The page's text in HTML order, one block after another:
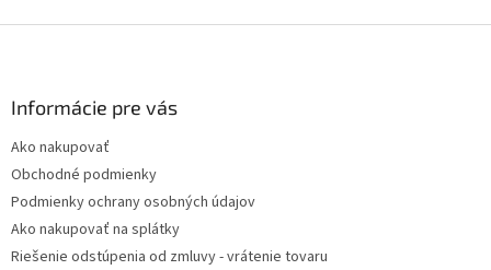
Informácie pre vás
Ako nakupovať
Obchodné podmienky
Podmienky ochrany osobných údajov
Ako nakupovať na splátky
Riešenie odstúpenia od zmluvy - vrátenie tovaru